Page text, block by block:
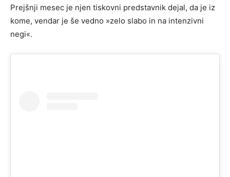
Prejšnji mesec je njen tiskovni predstavnik dejal, da je iz
kome, vendar je še vedno »zelo slabo in na intenzivni
negi«.